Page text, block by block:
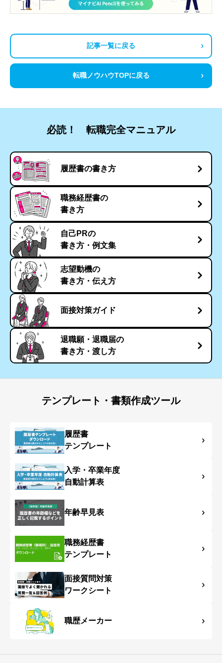
記事一覧に戻る
転職ノウハウTOPに戻る
必読！ 転職完全マニュアル
履歴書の書き方
職務経歴書の
書き方
自己PRの
書き方・例文集
志望動機の
書き方・伝え方
面接対策ガイド
退職願・退職届の
書き方・渡し方
テンプレート・書類作成ツール
履歴書
テンプレート
入学・卒業年度
自動計算表
年齢早見表
職務経歴書
テンプレート
面接質問対策
ワークシート
職歴メーカー